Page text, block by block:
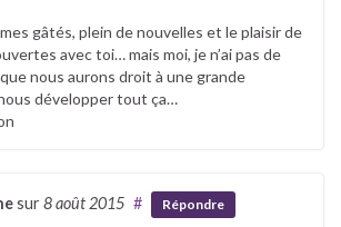
gâtés, plein de nouvelles et le plaisir de
avec toi… mais moi, je n’ai pas de
nous aurons droit à une grande
développer tout ça…
sur 8 août 2015 # Répondre